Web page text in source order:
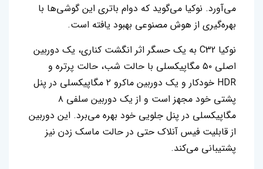
می‌آورد‌. نوکیا می‌گوید که دوام باتری این گوشی‌ها با
بهره‌گیری از هوش مصنوعی بهبود یافته است.
نوکیا C32 به یک حسگر اثر انگشت کناری، یک دوربین
اصلی ۵۰ مگاپیکسلی با حالت شب، حالت پرتره و
HDR خودکار و یک دوربین ماکرو ۲ مگاپیکسلی در پنل
پشتی خود مجهز است و از یک دوربین سلفی ۸
مگاپیکسلی در پنل جلویی خود بهره می‌برد. این دوربین
از قابلیت فیس آنلاک حتی در حالت ماسک زدن نیز
پشتیبانی می‌کند.